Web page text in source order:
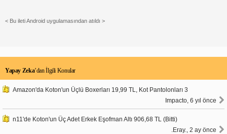
< Bu ileti Android uygulamasından atıldı >
Yapay Zeka’dan İlgili Konular
Amazon'da Koton'un Üçlü Boxerları 19,99 TL, Kot Pantolonları 3
Impacto, 6 yıl önce
n11'de Koton'un Üç Adet Erkek Eşofman Altı 906,68 TL (Bitti)
.Eray., 2 ay önce